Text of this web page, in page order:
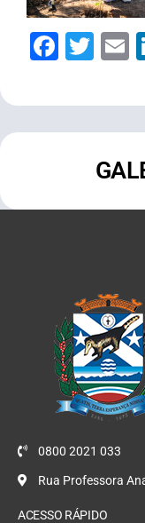
0800 2021 033
Rua Professora
ACESSO RÁPIDO